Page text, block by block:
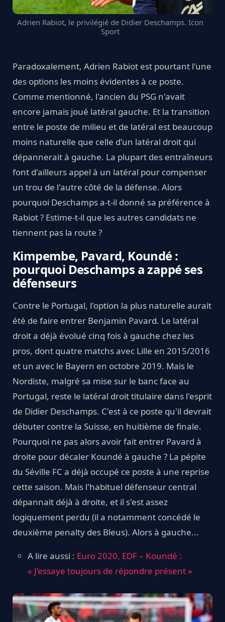
Adrien Rabiot, le privilégié de Didier Deschamps. Icon
Sport
Paradoxalement, Adrien Rabiot est pourtant l'une
des options les moins évidentes à ce poste.
Comme mentionné, l'ancien du PSG n'avait
encore jamais joué latéral gauche. Et la transition
entre le poste de milieu et de latéral est beaucoup
moins naturelle que celle d'un latéral droit qui
dépannerait à gauche. La plupart des entraîneurs
font d'ailleurs appel à un latéral pour compenser
un trou de l'autre côté de la défense. Alors
pourquoi Deschamps a-t-il donné sa préférence à
Rabiot ? Estime-t-il que les autres candidats ne
tiennent pas la route ?
Kimpembe, Pavard, Koundé :
pourquoi Deschamps a zappé ses
défenseurs
Contre le Portugal, l'option la plus naturelle aurait
été de faire entrer Benjamin Pavard. Le latéral
droit a déjà évolué cinq fois à gauche chez les
pros, dont quatre matchs avec Lille en 2015/2016
et un avec le Bayern en octobre 2019. Mais le
Nordiste, malgré sa mise sur le banc face au
Portugal, reste le latéral droit titulaire dans l'esprit
de Didier Deschamps. C'est à ce poste qu'il devrait
débuter contre la Suisse, en huitième de finale.
Pourquoi ne pas alors avoir fait entrer Pavard à
droite pour décaler Koundé à gauche ? La pépite
du Séville FC a déjà occupé ce poste à une reprise
cette saison. Mais l'habituel défenseur central
dépannait déjà à droite, et il s'est assez
logiquement perdu (il a notamment concédé le
deuxième penalty des Bleus). Alors à gauche...
A lire aussi : Euro 2020, EDF – Koundé :
« J’essaye toujours de répondre présent »